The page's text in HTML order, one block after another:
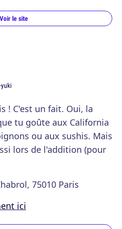
Voir le site
! C'est un fait. Oui, la
tu goûte aux California
ou aux sushis. Mais
lors de l'addition (pour
75010 Paris
ici